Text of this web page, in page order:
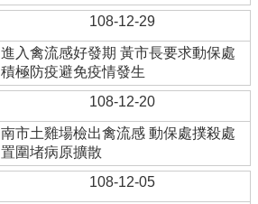
108-12-29
進入禽流感好發期 黃市長要求動保處
積極防疫避免疫情發生
108-12-20
南市土雞場檢出禽流感 動保處撲殺處
置圍堵病原擴散
108-12-05